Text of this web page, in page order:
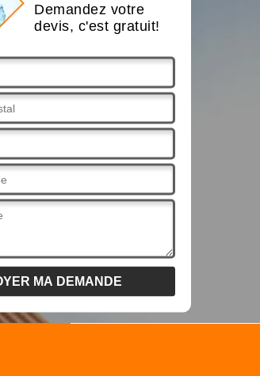
Demandez votre
devis, c'est gratuit!